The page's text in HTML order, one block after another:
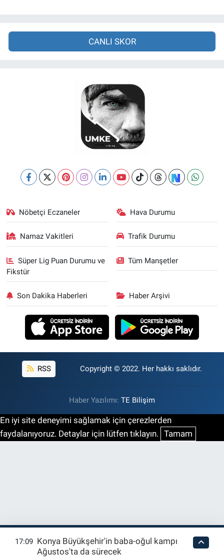
CANLI SKOR
Nöbetçi Eczaneler Hava Durumu
Namaz Vakitleri Trafik Durumu
Süper Lig Puan Durumu ve
Fikstür
Tüm Manşetler
Son Dakika Haberleri Haber Arşivi
RSS Copyright © 2022. Her hakkı saklıdır.
Haber Yazılımı: TE Bilişim
En iyi site deneyimi sağlamak için çerezlerden
faydalanıyoruz. Detaylar için lütfen tıklayın. Tamam
17:09 Konya Büyükşehir'in baba-oğul kampı
Ağustos'ta da sürecek